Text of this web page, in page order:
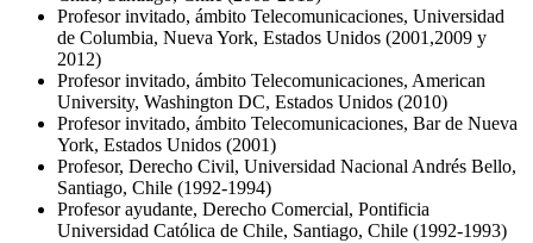
Profesor invitado, ámbito Telecomunicaciones, Universidad
de Columbia, Nueva York, Estados Unidos (2001,2009 y
2012)
Profesor invitado, ámbito Telecomunicaciones, American
University, Washington DC, Estados Unidos (2010)
Profesor invitado, ámbito Telecomunicaciones, Bar de Nueva
York, Estados Unidos (2001)
Profesor, Derecho Civil, Universidad Nacional Andrés Bello,
Santiago, Chile (1992-1994)
Profesor ayudante, Derecho Comercial, Pontificia
Universidad Católica de Chile, Santiago, Chile (1992-1993)